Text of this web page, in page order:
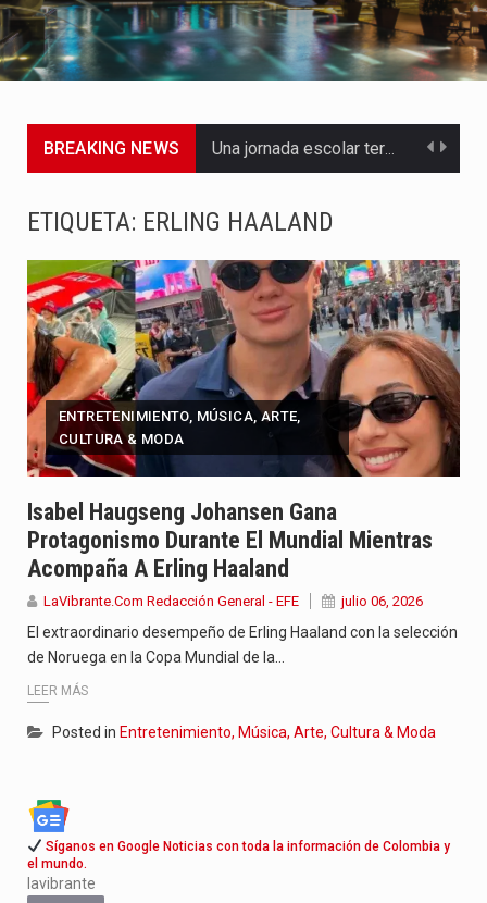
BREAKING NEWS Una jornada escolar terminó en tragedia este viernes 7 de…
Abelardo de la Espriella asumió este viernes 7 de agosto…
La llegada de Álvaro Uribe Vélez a la ceremonia de…
Con una salva de 21 cañonazos se cumplieron los honores…
El presidente electo Abelardo de la Espriella aseguró que durante…
Abelardo de la Espriella comenzó su Gobierno con uno de…
Las autoridades sanitarias de Francia y España mantienen bajo vigilancia…
ETIQUETA: ERLING HAALAND
ENTRETENIMIENTO, MÚSICA, ARTE,
CULTURA & MODA
Isabel Haugseng Johansen Gana
Protagonismo Durante El Mundial Mientras
Acompaña A Erling Haaland
LaVibrante.Com Redacción General - EFE julio 06, 2026
El extraordinario desempeño de Erling Haaland con la selección
de Noruega en la Copa Mundial de la…
LEER MÁS
Posted in Entretenimiento, Música, Arte, Cultura & Moda
Síganos en Google Noticias con toda la información de Colombia y
el mundo.
lavibrante